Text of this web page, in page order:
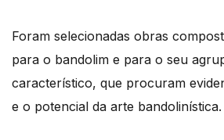
Foram selecionadas obras
para o bandolim e para o seu
característico, que procuram
e o potencial da arte bandolinística.